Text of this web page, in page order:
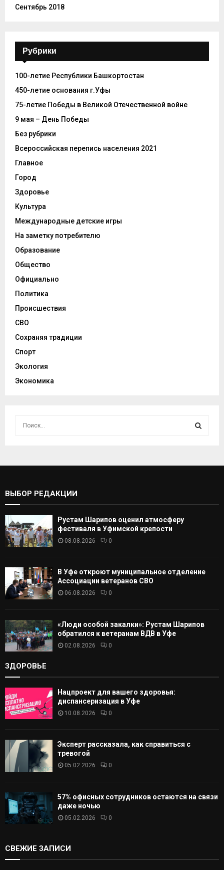
Сентябрь 2018
Рубрики
100-летие Республики Башкортостан
450-летие основания г.Уфы
75-летие Победы в Великой Отечественной войне
9 мая – День Победы
Без рубрики
Всероссийская перепись населения 2021
Главное
Город
Здоровье
Культура
Международные детские игры
На заметку потребителю
Образование
Общество
Официально
Политика
Происшествия
СВО
Сохраняя традиции
Спорт
Экология
Экономика
С
А
ВЫБОР РЕДАКЦИИ
Рустам Шарипов оценил атмосферу
фестиваля в Уфимской крепости
08.08.2026 0
В Уфе откроют муниципальное отделение
Ассоциации ветеранов СВО
06.08.2026 0
«Люди особой закалки»: Рустам Шарипов
обратился к ветеранам ВДВ в Уфе
02.08.2026 0
ЗДОРОВЬЕ
Нацпроект для вашего здоровья:
диспансеризация в Уфе
10.08.2026 0
Эксперт рассказала, как справиться с
тревогой
05.02.2026 0
57% офисных сотрудников остаются на связи
даже ночью
05.02.2026 0
СВЕЖИЕ ЗАПИСИ